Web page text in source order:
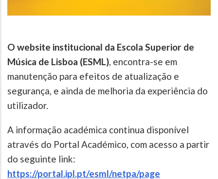
O website institucional da Escola Superior de
Música de Lisboa (ESML), encontra-se em
manutenção para efeitos de atualização e
segurança, e ainda de melhoria da experiência do
utilizador.
A informação académica continua disponível
através do Portal Académico, com acesso a partir
do seguinte link:
https://portal.ipl.pt/esml/netpa/page